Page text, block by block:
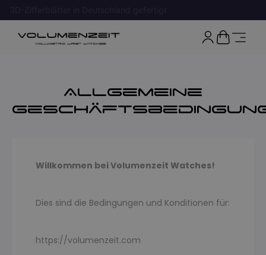
Allgemeine
Willkommen bei Volumenzeit Watches!
Dies sind die Bedingungen und Konditionen für:
https://volumenzeit.com